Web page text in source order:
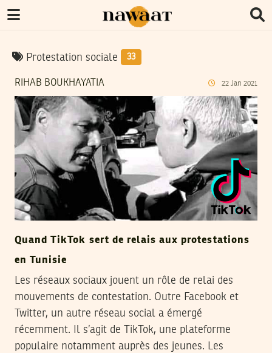
Protestation sociale 33
RIHAB BOUKHAYATIA 22 Jan 2021
Quand TikTok sert de relais aux protestations
en Tunisie
Les réseaux sociaux jouent un rôle de relai des
mouvements de contestation. Outre Facebook et
Twitter, un autre réseau social a émergé
récemment. Il s’agit de TikTok, une plateforme
populaire notamment auprès des jeunes. Les